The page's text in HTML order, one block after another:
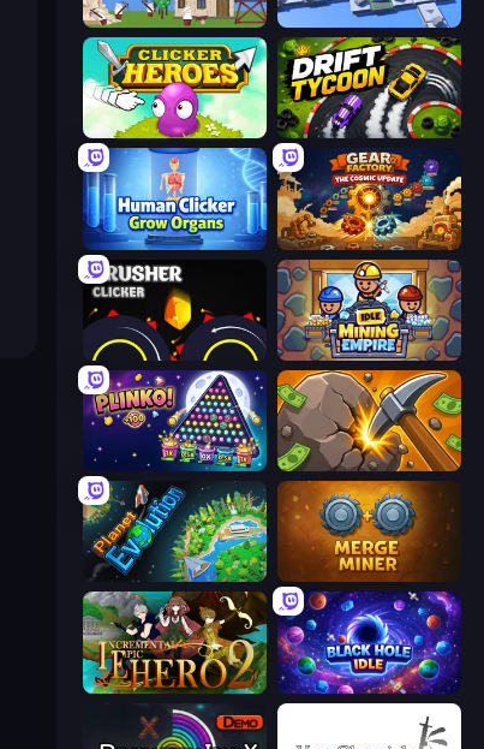
Babel Tower Conveyor Idle
Clicker Heroes Drift Tycoon
Human Clicker: Grow Organs Gear Factory
Crusher Clicker Idle Mining Empire
PLINKO! Mine Clicker
Planet Evolution: Idle Clicker Merge Miner
Incremental Epic Hero 2 Black Hole Idle